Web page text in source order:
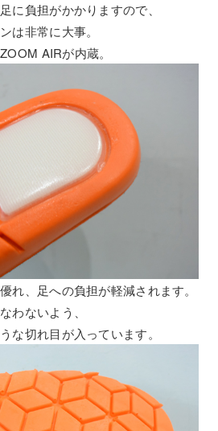
に負担がかかりますので、
は非常に大事。
AIRが内蔵。
れ、足への負担が軽減されます。
わないよう、
な切れ目が入っています。